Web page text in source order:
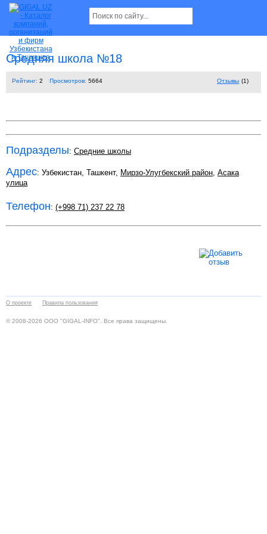
Средняя школа №18
Рейтинг: 2 Просмотров: 5664 Отзывы (1)
Подразделы: Средние школы
Адрес: Узбекистан, Ташкент, Мирзо-Улугбекский район, Асака
улица
Телефон: (+998 71) 237 22 78
О проекте Правила пользования
© 2008-2026 ООО "GIGAL-INFO". Все права защищены.